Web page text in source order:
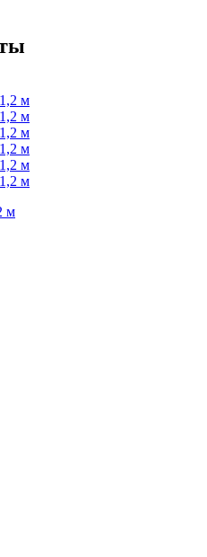
м